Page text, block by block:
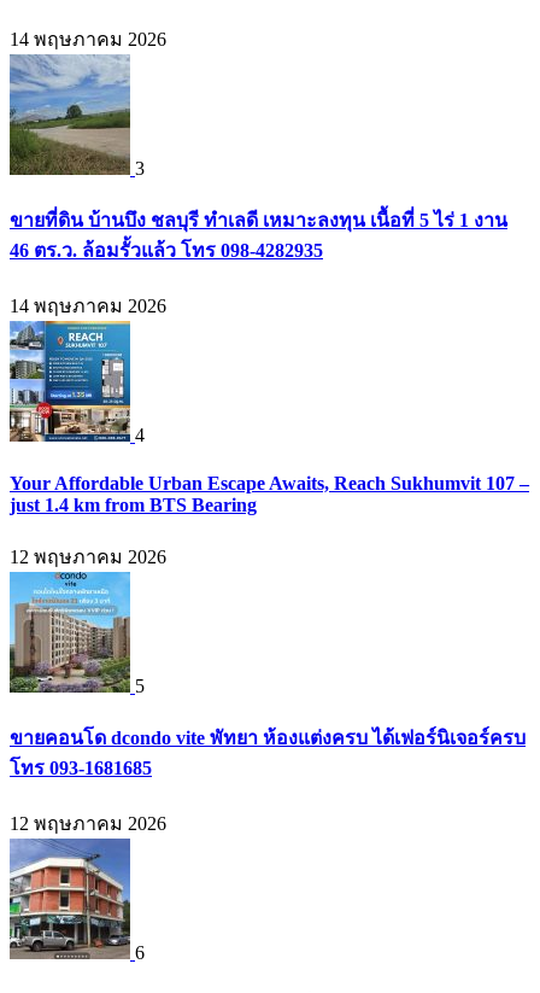
14 พฤษภาคม 2026
3
ขายที่ดิน บ้านบึง ชลบุรี ทำเลดี เหมาะลงทุน เนื้อที่ 5 ไร่ 1 งาน
46 ตร.ว. ล้อมรั้วแล้ว โทร 098-4282935
14 พฤษภาคม 2026
4
Your Affordable Urban Escape Awaits, Reach Sukhumvit 107 –
just 1.4 km from BTS Bearing
12 พฤษภาคม 2026
5
ขายคอนโด dcondo vite พัทยา ห้องแต่งครบ ได้เฟอร์นิเจอร์ครบ
โทร 093-1681685
12 พฤษภาคม 2026
6